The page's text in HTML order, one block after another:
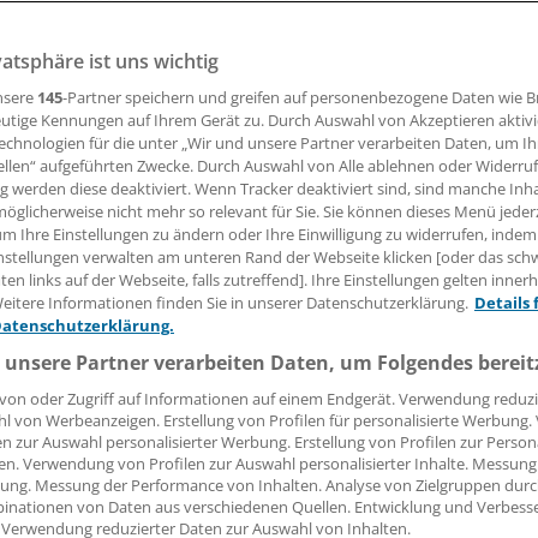
sind zwei- bis dreimal so häufig mit
wie Menschen ohne Krebs. Darauf deutet ein
in Urin, Blut und anderen Geweben hin.
Leserin, lieber Leser,
Beitrag können Sie lesen, sobald Sie sich eingeloggt
Jetzt anmelden »
Kostenlos
vergessen?
ist mit wenigen Klicks erledigt und kostenlos.
des kostenlosen Login:
Analysen, Hintergründe und Infografiken
Interviews und Praxis-Tipps
ist uns wichtig
145-Partner speichern und greifen auf personenbezogene Daten wie
Kennungen auf Ihrem Gerät zu. Durch Auswahl von Akzeptieren
für die unter „Wir und unsere Partner verarbeiten Daten, um
aufgeführten Zwecke. Durch Auswahl von Alle ablehnen oder
werden diese deaktiviert. Wenn Tracker deaktiviert sind, sind manche
nicht mehr so relevant für Sie. Sie können dieses Menü
Ihre Einstellungen zu ändern oder Ihre Einwilligung zu widerrufen, indem
verwalten am unteren Rand der Webseite klicken [oder das
links auf der Webseite, falls zutreffend]. Ihre Einstellungen gelten
Informationen finden Sie in unserer Datenschutzerklärung. Details
Partner verarbeiten Daten, um Folgendes
oder Zugriff auf Informationen auf einem Endgerät. Verwendung
von Werbeanzeigen. Erstellung von Profilen für personalisierte
zur Auswahl personalisierter Werbung. Erstellung von Profilen zur
Verwendung von Profilen zur Auswahl personalisierter Inhalte.
Messung der Performance von Inhalten. Analyse von Zielgruppen
von Daten aus verschiedenen Quellen. Entwicklung und
reduzierter Daten zur Auswahl von Inhalten.